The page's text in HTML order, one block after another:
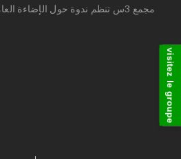
مجمع 3س تنظم ندوة حول الإضاءة
visitez le groupe